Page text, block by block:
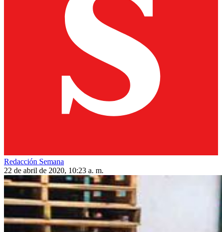
Redacción Semana
22 de abril de 2020, 10:23 a. m.